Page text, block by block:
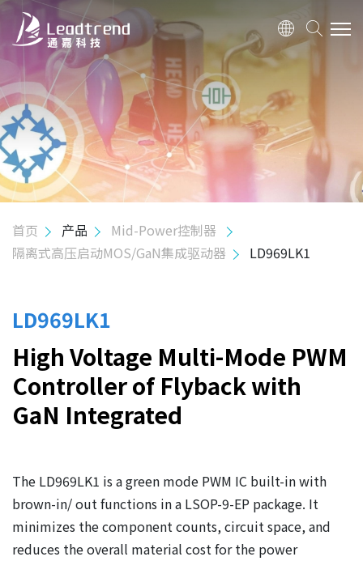
关于我们
产品
应用
投资人关系
联络我们
首页 产品
Mid-Power控制器
隔离式高压启动MOS/GaN集成驱动器
LD969LK1
LD969LK1
High Voltage Multi-Mode PWM
Controller of Flyback with
GaN Integrated
The LD969LK1 is a green mode PWM IC built-in with
brown-in/ out functions in a LSOP-9-EP package. It
minimizes the component counts, circuit space, and
reduces the overall material cost for the power